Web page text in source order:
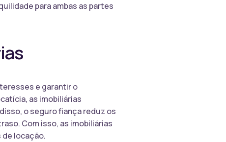
para ambas as partes
e garantir o
as imobiliárias
o seguro fiança reduz os
Com isso, as imobiliárias
locação.